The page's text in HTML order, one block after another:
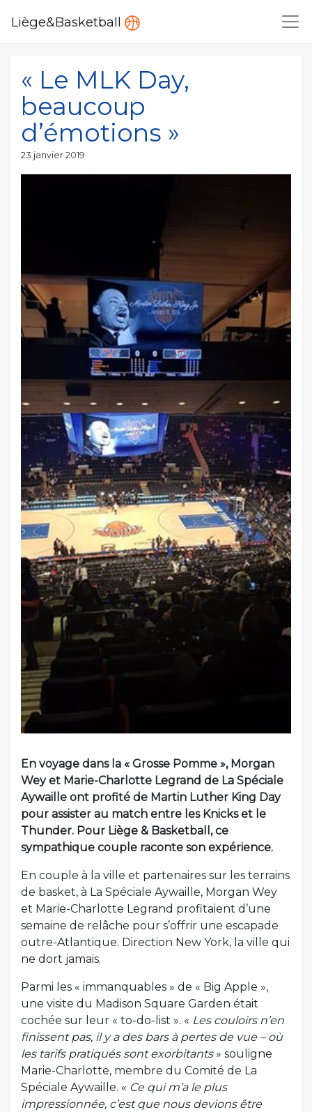
Liège&Basketball
« Le MLK Day,
beaucoup
d’émotions »
Publié
23 janvier 2019
En voyage dans la « Grosse Pomme », Morgan
Wey et Marie-Charlotte Legrand de La Spéciale
Aywaille ont profité de Martin Luther King Day
pour assister au match entre les Knicks et le
Thunder. Pour Liège & Basketball, ce
sympathique couple raconte son expérience.
En couple à la ville et partenaires sur les terrains
de basket, à La Spéciale Aywaille, Morgan Wey
et Marie-Charlotte Legrand profitaient d’une
semaine de relâche pour s’offrir une escapade
outre-Atlantique. Direction New York, la ville qui
ne dort jamais.
Parmi les « immanquables » de « Big Apple »,
une visite du Madison Square Garden était
cochée sur leur « to-do-list ». « Les couloirs n’en
finissent pas, il y a des bars à pertes de vue – où
les tarifs pratiqués sont exorbitants» souligne
Marie-Charlotte, membre du Comité de La
Spéciale Aywaille. « Ce qui m’a le plus
impressionnée, c’est que nous devions être